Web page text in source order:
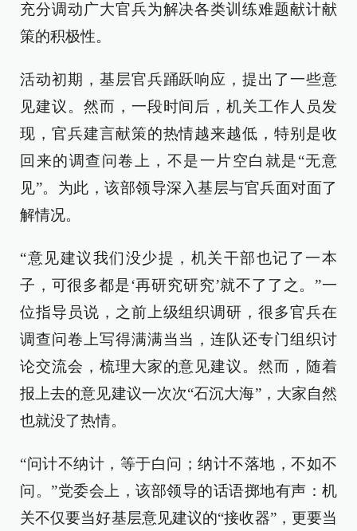
充分调动广大官兵为解决各类训练难题献计献
策的积极性。
活动初期，基层官兵踊跃响应，提出了一些意
见建议。然而，一段时间后，机关工作人员发
现，官兵建言献策的热情越来越低，特别是收
回来的调查问卷上，不是一片空白就是“无意
见”。为此，该部领导深入基层与官兵面对面了
解情况。
“意见建议我们没少提，机关干部也记了一本
子，可很多都是‘再研究研究’就不了了之。”一
位指导员说，之前上级组织调研，很多官兵在
调查问卷上写得满满当当，连队还专门组织讨
论交流会，梳理大家的意见建议。然而，随着
报上去的意见建议一次次“石沉大海”，大家自然
也就没了热情。
“问计不纳计，等于白问；纳计不落地，不如不
问。”党委会上，该部领导的话语掷地有声：机
关不仅要当好基层意见建议的“接收器”，更要当